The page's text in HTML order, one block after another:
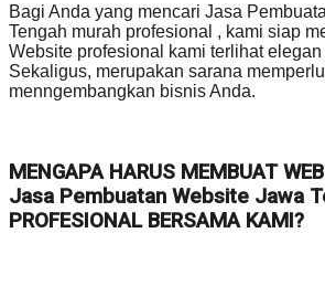
Bagi Anda yang mencari Jasa
Tengah murah profesional , kami siap
Website profesional kami terlihat
Sekaligus, merupakan sarana
menngembangkan bisnis Anda.
MENGAPA HARUS MEMBUAT
Jasa Pembuatan Website Jawa
PROFESIONAL BERSAMA KAMI?